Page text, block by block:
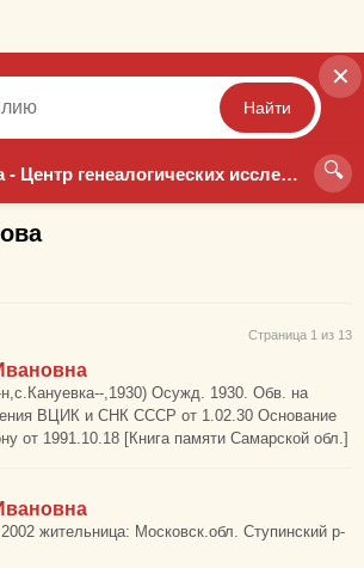
Зотова - Центр генеалогических исследований 🔍
✕
Найти
Точный Неточный
Страница 1 из 13
н,с.Кануевка--,1930) Осужд. 1930. Обв. на
ВЦИК и СНК СССР от 1.02.30 Основание
от 1991.10.18 [Книга памяти Самарской обл.]
жительница: Московск.обл. Ступинский р-